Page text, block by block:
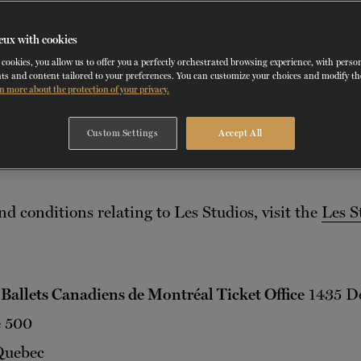
of Les Grands Ballets Canadiens de
a purchase from these services is deemed to have
these conditions.
Canadiens de Montréal reserve the right to
as it sees fit.
conditions relating to Les Studios, visit the Les
Canadiens de Montréal Ticket Office 1435
500
with cookies
you allow us to offer you a perfectly orchestrated browsing experience, with
and content tailored to your preferences. You can customize your choices and modify
more about the protection of your privacy.
Accept All
Custom Settings